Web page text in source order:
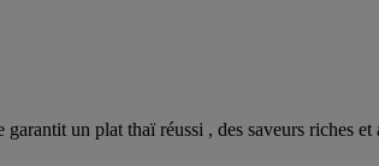
un plat thaï réussi , des saveurs riches